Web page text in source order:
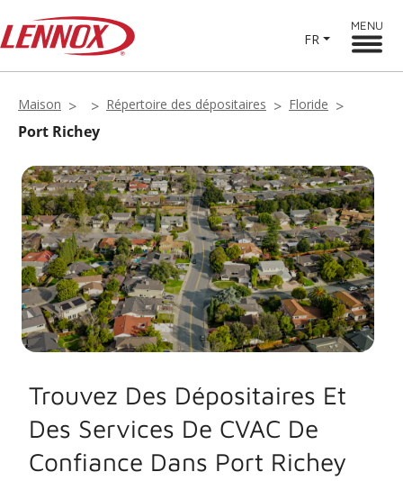
FR
MENU
Maison Répertoire des dépositaires Floride
Port Richey
Trouvez Des Dépositaires Et
Des Services De CVAC De
Confiance Dans Port Richey